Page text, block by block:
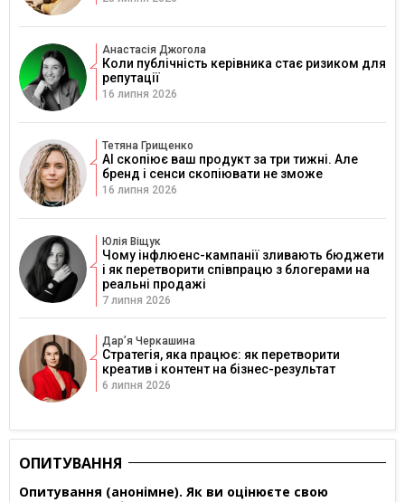
Анастасія Джогола
Коли публічність керівника стає ризиком для
репутації
16 липня 2026
Тетяна Грищенко
AI скопіює ваш продукт за три тижні. Але
бренд і сенси скопіювати не зможе
16 липня 2026
Юлія Віщук
Чому інфлюенс-кампанії зливають бюджети
і як перетворити співпрацю з блогерами на
реальні продажі
7 липня 2026
Дарʼя Черкашина
Стратегія, яка працює: як перетворити
креатив і контент на бізнес-результат
6 липня 2026
ОПИТУВАННЯ
Опитування (анонімне). Як ви оцінюєте свою